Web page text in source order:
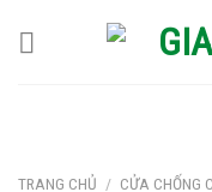
TRANG CHỦ / CỬA CHỐNG